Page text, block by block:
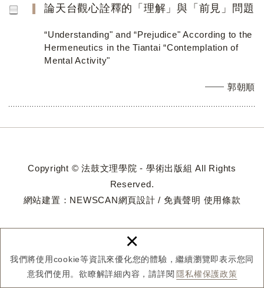
我們將使用cookie等資訊來優化您的體驗，繼續瀏覽即表示您同
意我們使用。欲瞭解詳細內容，請詳閱 隱私權保護政策
×
論天台觀心詮釋的「理解」與「前見」問題
“Understanding" and “Prejudice" According to the
Hermeneutics in the Tiantai “Contemplation of
Mental Activity"
郭朝順
Copyright © 法鼓文理學院 - 學術出版組 All Rights
Reserved.
網站建置： NEWSCAN網頁設計 / 免責聲明 使用條款